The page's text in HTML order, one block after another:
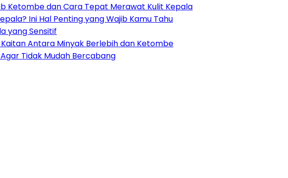
Ketombe dan Cara Tepat Merawat Kulit Kepala
Ini Hal Penting yang Wajib Kamu Tahu
yang Sensitif
Antara Minyak Berlebih dan Ketombe
Tidak Mudah Bercabang